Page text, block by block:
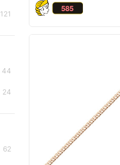
121
44
24
62